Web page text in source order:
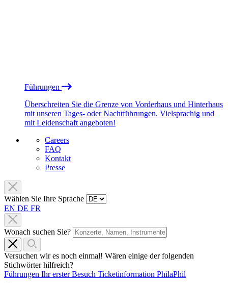
Führungen
Überschreiten Sie die Grenze von Vorderhaus und Hinterhaus
mit unseren Tages- oder Nachtführungen. Vielsprachig und
mit Leidenschaft angeboten!
Careers
FAQ
Kontakt
Presse
Wählen Sie Ihre Sprache
EN DE FR
Wonach suchen Sie?
Versuchen wir es noch einmal! Wären einige der folgenden
Stichwörter hilfreich?
Führungen Ihr erster Besuch Ticketinformation PhilaPhil